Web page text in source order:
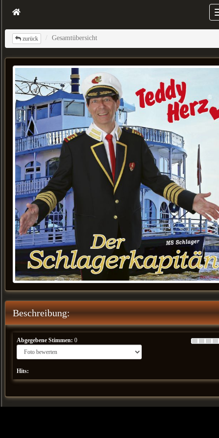
zurück Gesamtübersicht
Beschreibung:
Abgegebene Stimmen: 0
Hits: